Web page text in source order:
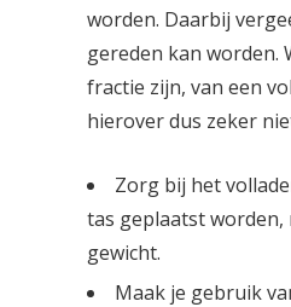
worden. Daarbij
gereden kan worden.
fractie zijn, van een
hierover dus zeker
Zorg bij het
tas geplaatst
gewicht.
Maak je gebruik